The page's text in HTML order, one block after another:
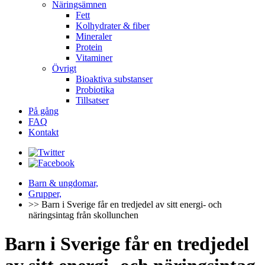
Näringsämnen
Fett
Kolhydrater & fiber
Mineraler
Protein
Vitaminer
Övrigt
Bioaktiva substanser
Probiotika
Tillsatser
På gång
FAQ
Kontakt
Barn & ungdomar,
Grupper,
>> Barn i Sverige får en tredjedel av sitt energi- och
näringsintag från skollunchen
Barn i Sverige får en tredjedel